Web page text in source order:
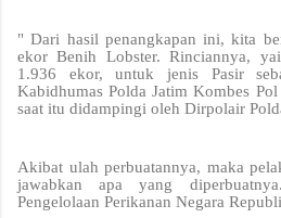
" Dari hasil penangkapan ini, kita
ekor Benih Lobster. Rinciannya,
1.936 ekor, untuk jenis Pasir
Kabidhumas Polda Jatim Kombes
saat itu didampingi oleh Dirpolair
Akibat ulah perbuatannya, maka
jawabkan apa yang
Pengelolaan Perikanan Negara